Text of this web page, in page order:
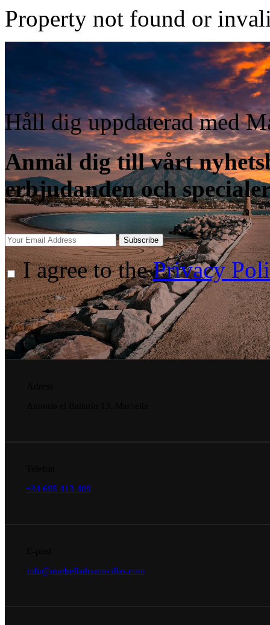
Property not found or
Håll dig uppdaterad med
Anmäl dig till vårt
erbjudanden och
Subscribe
I agree to thePrivacy
+34 695 413 409
info@marbelladreamvillas.com